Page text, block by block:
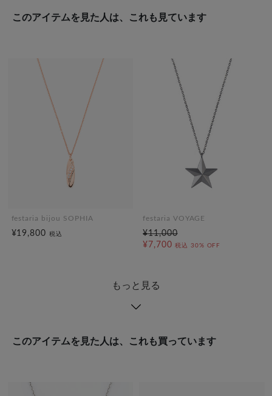
このアイテムを見た人は、これも見ています
festaria bijou SOPHIA
¥19,800税込
festaria VOYAGE
¥11,000
¥7,700 税込 30% OFF
もっと見る
このアイテムを見た人は、これも買っています